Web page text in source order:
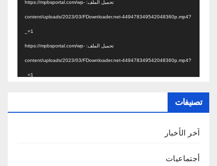
تحميل الملف: https://mpbsportal.com/wp-
content/uploads/2023/03/FDownloader.net-449478349542048360p.mp4?
_=1
تحميل الملف: https://mpbsportal.com/wp-
content/uploads/2023/03/FDownloader.net-449478349542048360p.mp4?
_=1
تصنيفات
آخر الأخبار
أجتماعيات